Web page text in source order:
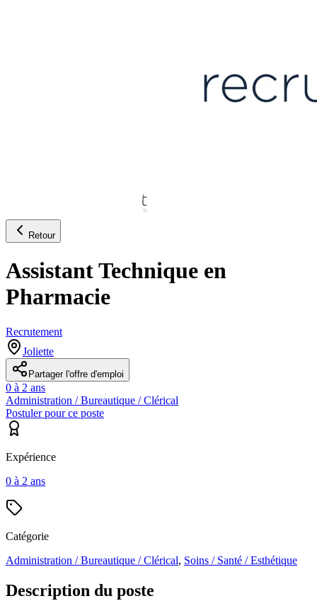
Retour
Assistant Technique en
Pharmacie
Recrutement
Joliette
Partager l'offre d'emploi
0 à 2 ans
Administration / Bureautique / Clérical
Postuler pour ce poste
Expérience
0 à 2 ans
Catégorie
Administration / Bureautique / Clérical, Soins / Santé / Esthétique
Description du poste